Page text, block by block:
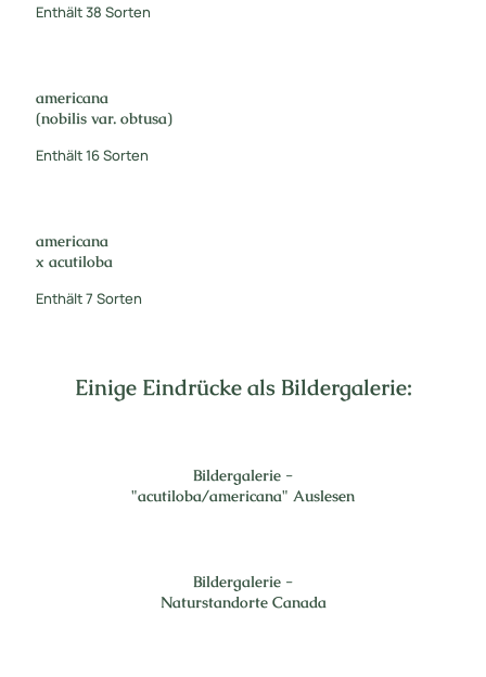
Enthält 38 Sorten
americana
(nobilis var. obtusa)
Enthält 16 Sorten
americana
x acutiloba
Enthält 7 Sorten
Einige Eindrücke als Bildergalerie:
Bildergalerie -
"acutiloba/americana" Auslesen
Bildergalerie -
Naturstandorte Canada